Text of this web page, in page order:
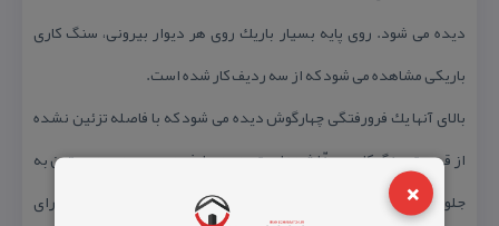
×
دیده می شود. روی پایه بسیار باریك روی هر دیوار بیرونی، سنگ كاری
باریكی مشاهده می شود كه از سه ردیف كار شده است.
بالای آنها یك فرورفتگی چهارگوش دیده می شود كه با فاصله تزئین نشده
از قسمت سنگ كاری مجزّا شده است. در دو طرف درب ورودی، دو ستون به
جلو آمده مشاهده می شود. اتاق درونی هشت گوش با قطر ۵.۶۰ متر دارای